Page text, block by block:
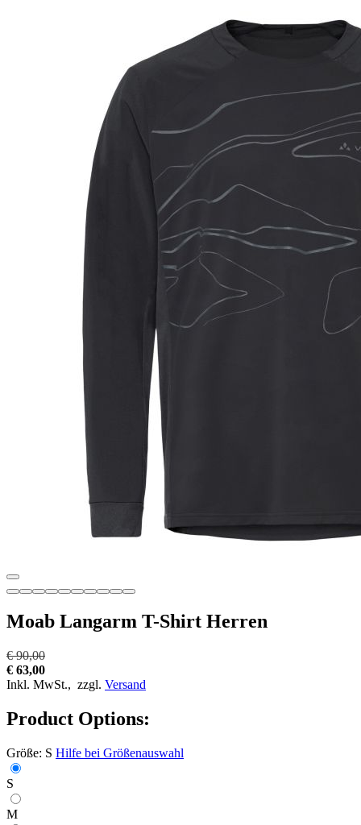
Moab Langarm T-Shirt Herren
€ 90,00
€ 63,00
Inkl. MwSt., zzgl. Versand
Product Options:
Größe: S Hilfe bei Größenauswahl
S
M